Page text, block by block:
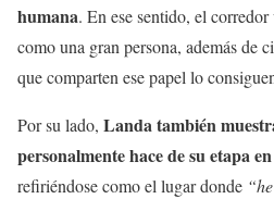
humana. En ese sentido, el
como una gran persona, además de
que comparten ese papel lo
Por su lado, Landa también
personalmente hace de su etapa
refiriéndose como el lugar donde